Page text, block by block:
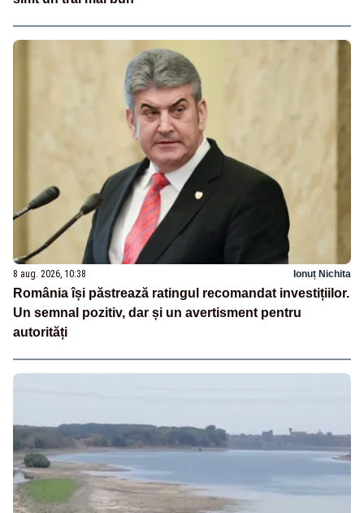
8 aug. 2026, 10:38 Ionuț Nichita
România își păstrează ratingul recomandat investițiilor.
Un semnal pozitiv, dar și un avertisment pentru
autorități